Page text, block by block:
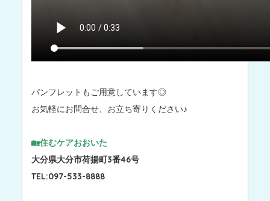
パンフレットもご用意しています◎
お気軽にお問合せ、お立ち寄りください♪
🏡住むケアおおいた
大分県大分市荷揚町3番46号
TEL:097-533-8888